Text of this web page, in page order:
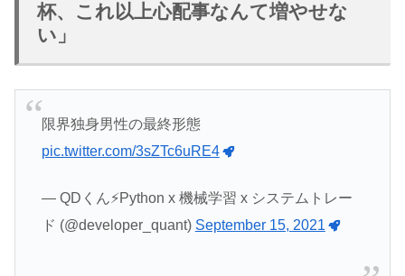
杯、これ以上心配事なんて増やせな
い」
限界独身男性の最終形態
pic.twitter.com/3sZTc6uRE4
— QDくん⚡️Python x 機械学習 x システムトレー
ド (@developer_quant) September 15, 2021